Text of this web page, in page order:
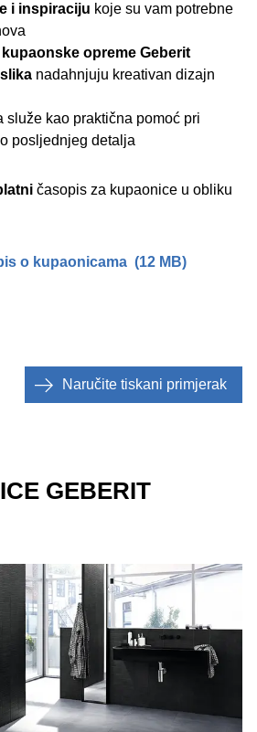
i inspiraciju koje su vam potrebne
kupaonske opreme Geberit
nadahnjuju kreativan dizajn
služe kao praktična pomoć pri
posljednjeg detalja
časopis za kupaonice u obliku
o kupaonicama (12 MB)
Naručite tiskani primjerak
GEBERIT